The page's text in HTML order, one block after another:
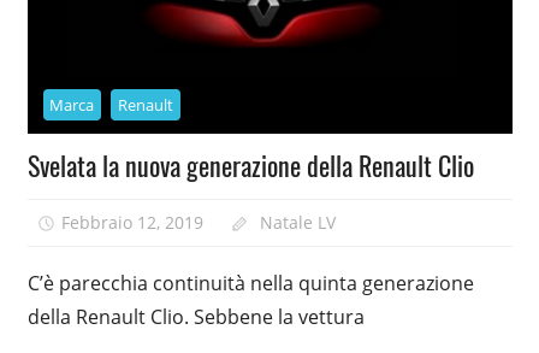
Marca Renault
Svelata la nuova generazione della Renault Clio
Febbraio 12, 2019 Natale LV
C’è parecchia continuità nella quinta generazione
della Renault Clio. Sebbene la vettura